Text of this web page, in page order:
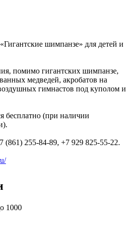
шимпанзе» для детей и
помимо гигантских шимпанзе,
медведей, акробатов на
гимнастов под куполом и
бесплатно (при наличии
(861) 255-84-89, +7 929 825-55-22.
1000